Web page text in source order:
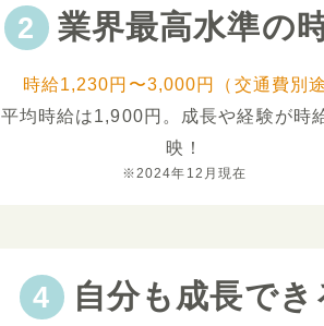
業界最高水準の
時給1,230円〜3,000円（交通費別途
平均時給は1,900円。
成長や経験が時
映！
※2024年12月現在
自分も成長でき